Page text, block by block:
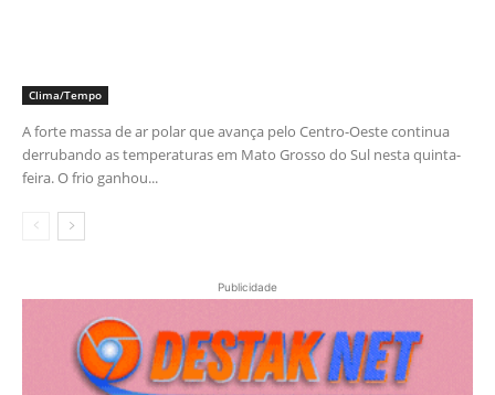
Clima/Tempo
A forte massa de ar polar que avança pelo Centro-Oeste continua
derrubando as temperaturas em Mato Grosso do Sul nesta quinta-
feira. O frio ganhou...
Publicidade